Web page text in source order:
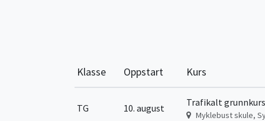
Klasse Oppstart Kurs
TG 10. august Trafikalt
Myklebust skule,